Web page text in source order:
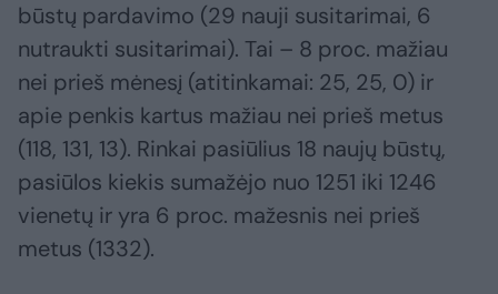
būstų pardavimo (29 nauji susitarimai, 6
nutraukti susitarimai). Tai – 8 proc. mažiau
nei prieš mėnesį (atitinkamai: 25, 25, 0) ir
apie penkis kartus mažiau nei prieš metus
(118, 131, 13). Rinkai pasiūlius 18 naujų būstų,
pasiūlos kiekis sumažėjo nuo 1251 iki 1246
vienetų ir yra 6 proc. mažesnis nei prieš
metus (1332).